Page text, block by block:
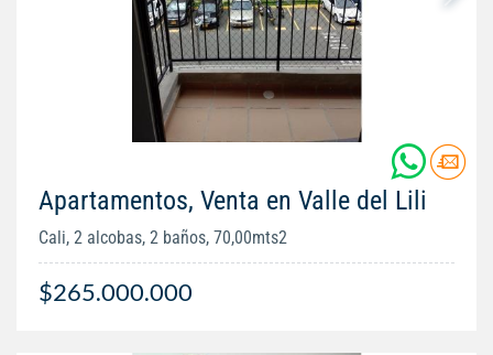
Apartamentos, Venta en Valle del Lili
Cali, 2 alcobas, 2 baños, 70,00mts2
$265.000.000